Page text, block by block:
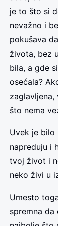
je to što si
nevažno i
pokušava
života, bez
bila, a gde
osećala?
zaglavljena,
što nema
Uvek je bilo
napreduju i
tvoj život i
neko živi u
Umesto
spremna